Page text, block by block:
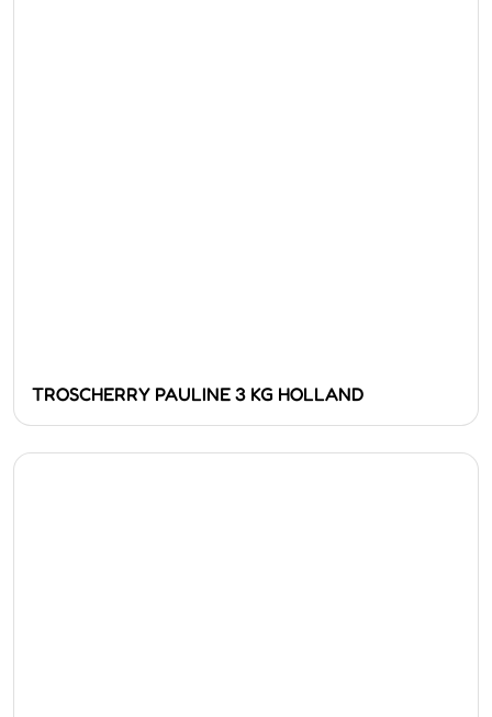
TROSCHERRY PAULINE 3 KG HOLLAND